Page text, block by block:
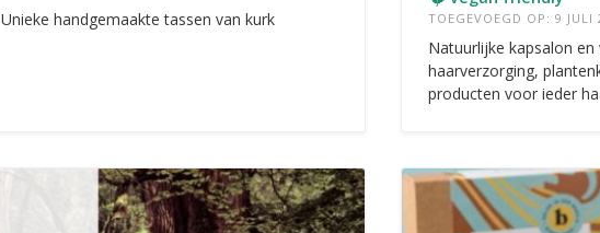
Unieke handgemaakte tassen van kurk TOEGEVOEGD OP: 9 JULI
Natuurlijke kapsalon
haarverzorging,
producten voor ieder